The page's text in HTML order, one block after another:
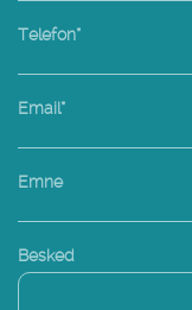
Telefon*
Email*
Emne
Besked